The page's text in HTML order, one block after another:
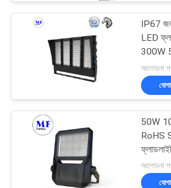
IP67
LED
300W
এবং
আলোচনা
50W
RoHS
এলইডি
আলোচনা